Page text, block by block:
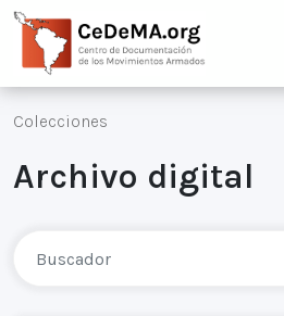
Colecciones
Archivo digital